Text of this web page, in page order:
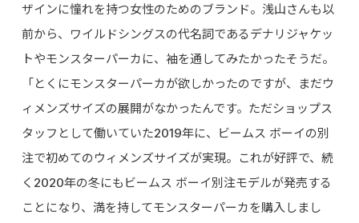
ザインに憧れを持つ女性のためのブランド。浅山さんも以
前から、ワイルドシングスの代名詞であるデナリジャケッ
トやモンスターパーカに、袖を通してみたかったそうだ。
「とくにモンスターパーカが欲しかったのですが、まだウ
ィメンズサイズの展開がなかったんです。ただショップス
タッフとして働いていた2019年に、ビームス ボーイの別
注で初めてのウィメンズサイズが実現。これが好評で、続
く2020年の冬にもビームス ボーイ別注モデルが発売する
ことになり、満を持してモンスターパーカを購入しまし